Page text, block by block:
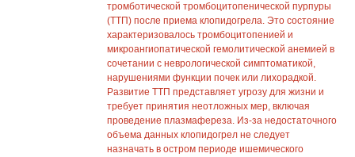
тромботической тромбоцитопенической пурпуры
(ТТП) после приема клопидогрела. Это состояние
характеризовалось тромбоцитопенией и
микроангиопатической гемолитической анемией в
сочетании с неврологической симптоматикой,
нарушениями функции почек или лихорадкой.
Развитие ТТП представляет угрозу для жизни и
требует принятия неотложных мер, включая
проведение плазмафереза. Из-за недостаточного
объема данных клопидогрел не следует
назначать в остром периоде ишемического